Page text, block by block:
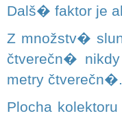
Dalš� faktor je
Z množstv�
čtverečn�
metry
Plocha